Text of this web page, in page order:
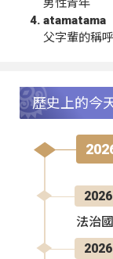
男性青年
atamatama
父字輩的稱呼
歷史上的今
2026
法治
2026